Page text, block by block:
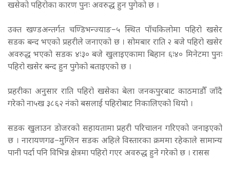
खसेको पहिरोका कारण पुनः अवरुद्ध हुन पुगेको छ ।
उक्त खण्डअन्तर्गत चण्डिभन्ज्याङ–५ स्थित पाँचकिलोमा पहिरो खसेर
सडक बन्द भएको प्रहरीले जनाएको छ । सोमबार राति २ बजे पहिरो खसेर
अवरुद्ध भएको सडक ४ः३० बजे खुलाइएकामा बिहान ६ः४० मिनेटमा पुनः
पहिरो खसेर बन्द हुन पुगेको बताइएको छ ।
प्रहरीका अनुसार राति पहिरो खसेका बेला जनकपुरबाट काठमाडौँ जाँदै
गरेको ना५ख ३८६२ नंको बसलाई पहिरोबाट निकालिएको थियो ।
सडक खुलाउन डोजरको सहायतामा प्रहरी परिचालन गरिएको जनाइएको
छ । नारायणगढ–मुग्लिन सडक अहिले विस्तारका क्रममा रहेकाले सामान्य
पानी पर्दा पनि विभिन्न क्षेत्रमा पहिरो गएर अवरुद्ध हुने गरेको छ । रासस